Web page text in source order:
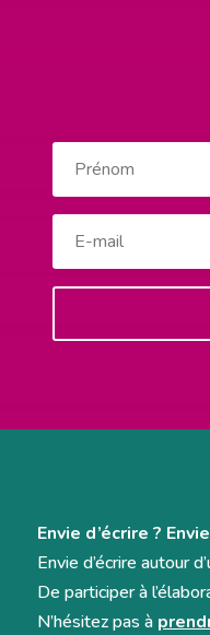
Envie d’écrire ?
Envie d’écrire autour
De participer à
N’hésitez pas à